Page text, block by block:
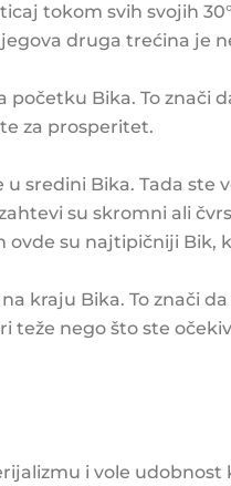
tokom svih svojih
druga trećina je
Bika. To znači
za prosperitet.
sredini Bika. Tada
su skromni ali
ovde su najtipičniji Bik,
kraju Bika. To znači
teže nego što ste
i vole